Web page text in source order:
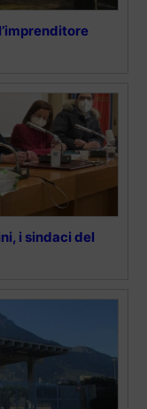
i sindaci del